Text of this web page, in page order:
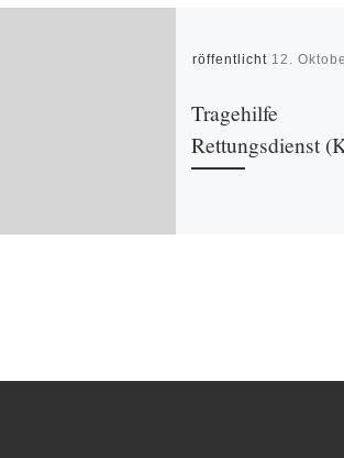
Veröffentlicht 12.
Tragehilfe
Rettungsdienst